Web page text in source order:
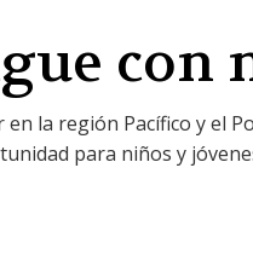
con
la región Pacífico y el
para niños y